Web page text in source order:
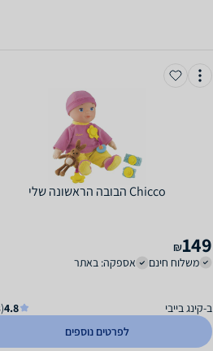
Chicco הבובה הראשונה שלי
149
₪
משלוח חינם
אספקה: באתר
ב-קינג בייבי 4.8
(218)
לפרטים נוספים